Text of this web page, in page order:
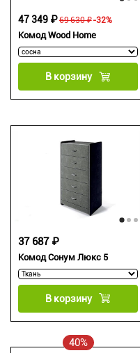
Комод Wood Home
69 630 ₽
47 349 ₽ -32%
В корзину
Комод Сонум Люкс 5
37 687 ₽
В корзину
40%